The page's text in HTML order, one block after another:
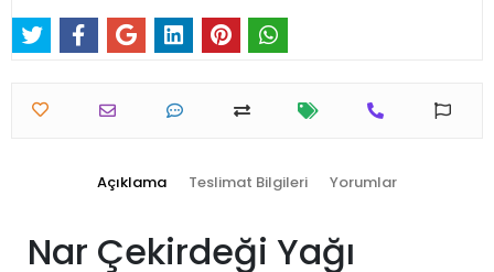
Açıklama Teslimat Bilgileri Yorumlar
Nar Çekirdeği Yağı